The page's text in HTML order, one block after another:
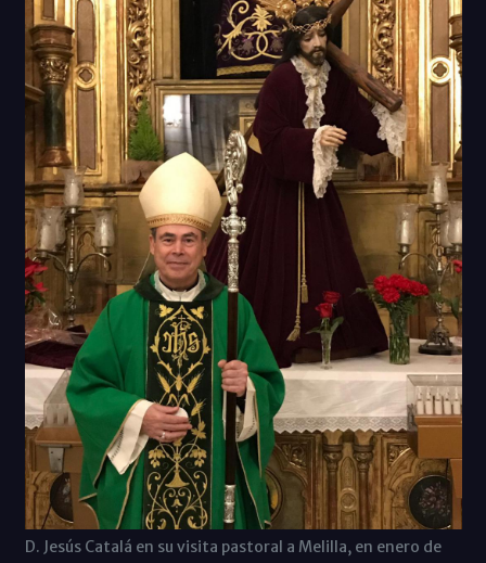
D. Jesús Catalá en su visita pastoral a Melilla, en enero de